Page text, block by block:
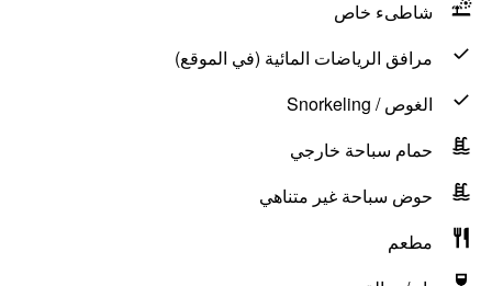
شاطىء خاص
مرافق الرياضات المائية (في الموقع)
الغوص / Snorkeling
حمام سباحة خارجي
حوض سباحة غير متناهي
مطعم